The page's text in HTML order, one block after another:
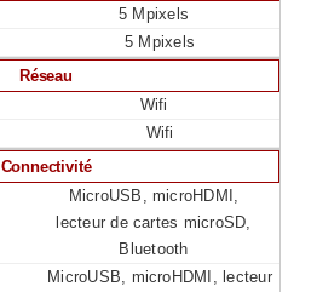
5 Mpixels
5 Mpixels
Réseau
Wifi
Wifi
Connectivité
MicroUSB, microHDMI,
lecteur de cartes microSD,
Bluetooth
MicroUSB, microHDMI, lecteur